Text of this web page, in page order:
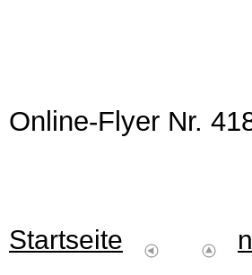
Online-Flyer Nr.
Startseite